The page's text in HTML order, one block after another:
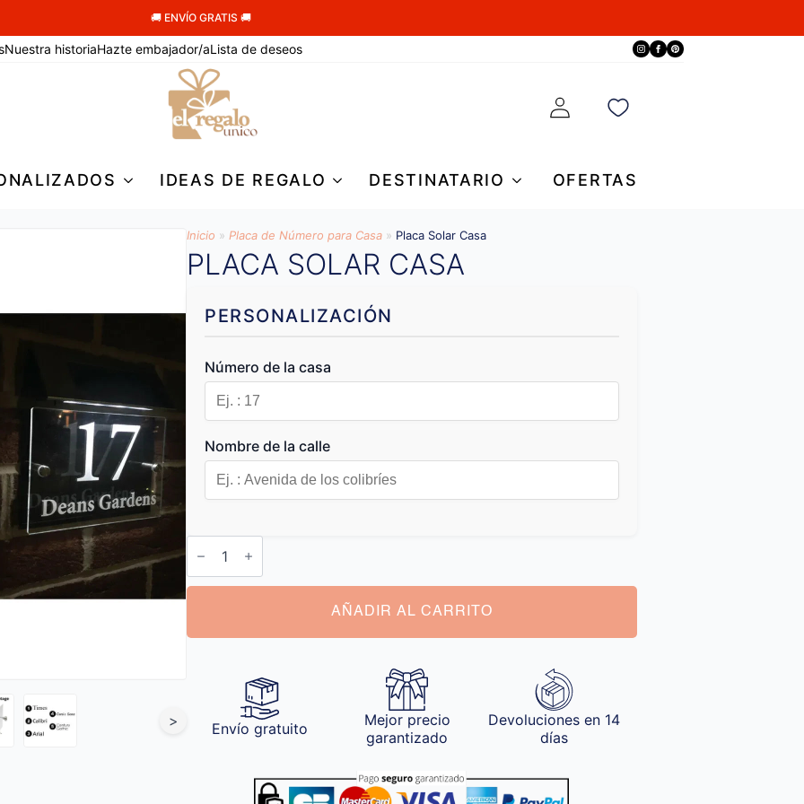
🚚 ENVÍO GRATIS 🚚
Nuestra historiaHazte embajador/aLista de deseos
IDEAS DE REGALO DESTINATARIO OFERTAS
>
Inicio » Placa de Número para Casa » Placa Solar Casa
PLACA SOLAR CASA
PERSONALIZACIÓN
Número de la casa
Nombre de la calle
Placa
Solar
Casa
cantidad
AÑADIR AL CARRITO
Envío gratuito
Mejor precio
garantizado
Devoluciones en 14
días